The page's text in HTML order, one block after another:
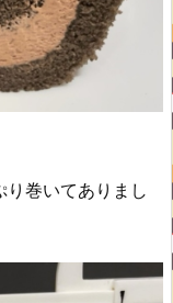
巻いてありまし